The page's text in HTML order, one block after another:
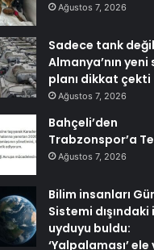
Ağustos 7, 2026
Sadece tank
Almanya’nın yeni
planı dikkat çekti
Ağustos 7, 2026
Bahçeli’den
Trabzonspor’a
Ağustos 7, 2026
Bilim insanları
Sistemi dışındaki
uyduyu buldu:
‘Yalpalaması’